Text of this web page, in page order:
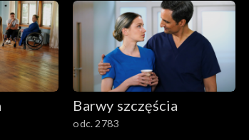
Barwy szczęścia
odc. 2783